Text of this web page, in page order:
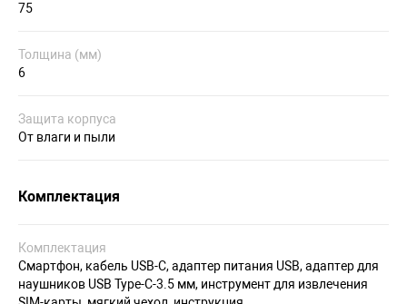
75
Толщина (мм)
6
Защита корпуса
От влаги и пыли
Комплектация
Комплектация
Смартфон, кабель USB-C, адаптер питания USB, адаптер для
наушников USB Type-C-3.5 мм, инструмент для извлечения